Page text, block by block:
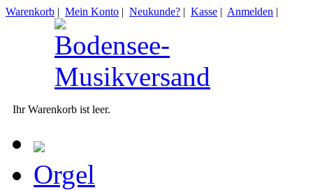
Warenkorb | Mein Konto | Neukunde? | Kasse | Anmelden |
Ihr Warenkorb ist leer.
Orgel